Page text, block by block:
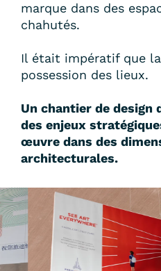
marque dans des
chahutés.
Il était impératif que
possession des lieux.
Un chantier de design
des enjeux
œuvre dans des
architecturales.